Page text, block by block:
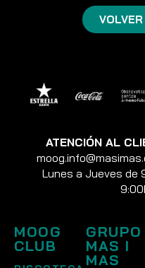
ATENCIÓN AL
Lunes a Jueves de
MOOG
CLUB
GRUPO
MAS I
MAS